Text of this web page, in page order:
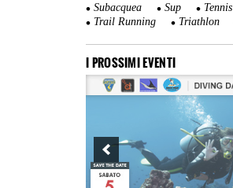
Subacquea
Sup
Tennis
Trail Running
Triathlon
I PROSSIMI EVENTI